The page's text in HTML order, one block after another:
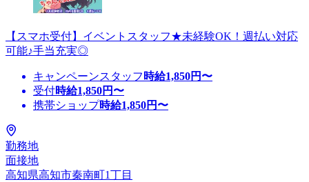
【スマホ受付】イベントスタッフ★未経験OK！週払い対応
可能♪手当充実◎
キャンペーンスタッフ 時給1,850円〜
受付時給1,850円〜
携帯ショップ時給1,850円〜
勤務地
面接地
高知県高知市秦南町1丁目